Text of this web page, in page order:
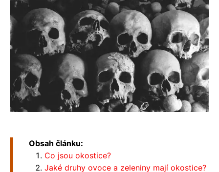
Obsah článku:
Co jsou okostice?
Jaké druhy ovoce a zeleniny mají okostice?